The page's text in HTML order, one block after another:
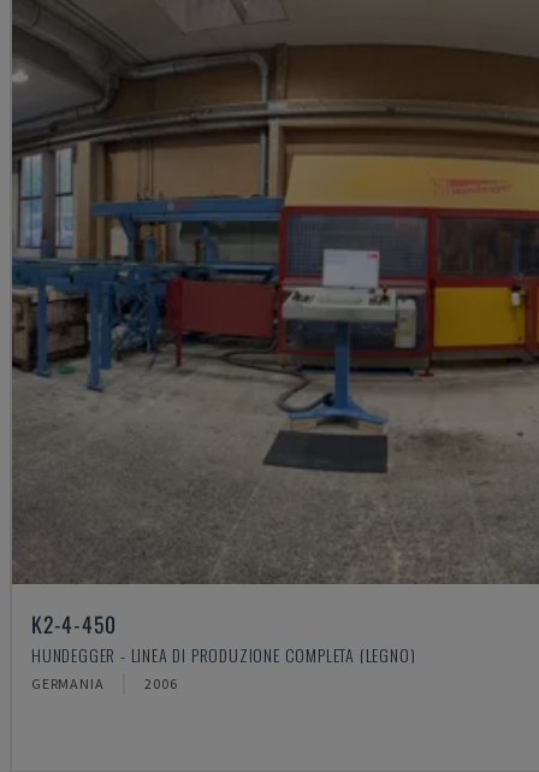
K2-4-450
HUNDEGGER - LINEA DI PRODUZIONE COMPLETA (LEGNO)
GERMANIA 2006